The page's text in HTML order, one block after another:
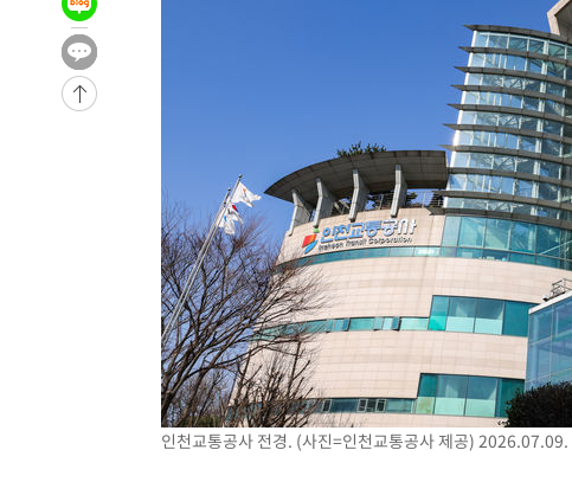
인천교통공사 전경. (사진=인천교통공사 제공) 2026.07.09.